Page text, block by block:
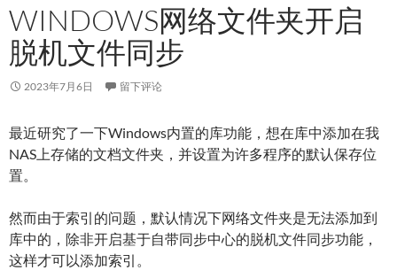
WINDOWS网络文件夹开启
脱机文件同步
2023年7月6日 留下评论
最近研究了一下Windows内置的库功能，想在库中添加在我
NAS上存储的文档文件夹，并设置为许多程序的默认保存位
置。
然而由于索引的问题，默认情况下网络文件夹是无法添加到
库中的，除非开启基于自带同步中心的脱机文件同步功能，
这样才可以添加索引。